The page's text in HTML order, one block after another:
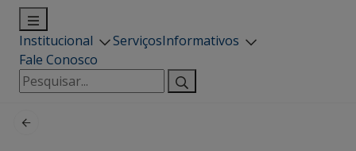
Institucional ServiçosInformativos
Fale Conosco
Pesquisar
por: